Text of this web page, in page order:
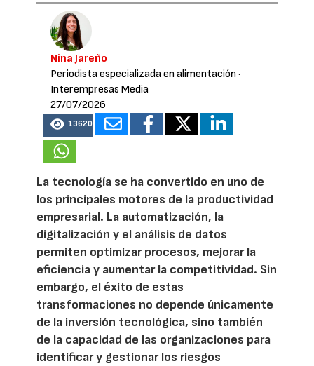
Nina Jareño
Periodista especializada en alimentación ·
Interempresas Media
27/07/2026
13620
La tecnología se ha convertido en uno de
los principales motores de la productividad
empresarial. La automatización, la
digitalización y el análisis de datos
permiten optimizar procesos, mejorar la
eficiencia y aumentar la competitividad. Sin
embargo, el éxito de estas
transformaciones no depende únicamente
de la inversión tecnológica, sino también
de la capacidad de las organizaciones para
identificar y gestionar los riesgos